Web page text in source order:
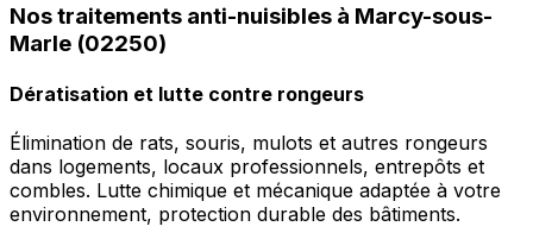
Nos traitements anti-nuisibles à Marcy-sous-
Marle (02250)
Dératisation et lutte contre rongeurs
Élimination de rats, souris, mulots et autres rongeurs
dans logements, locaux professionnels, entrepôts et
combles. Lutte chimique et mécanique adaptée à votre
environnement, protection durable des bâtiments.